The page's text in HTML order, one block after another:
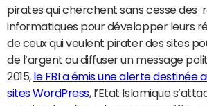
pirates qui cherchent sans cesse des
informatiques pour développer leurs
de ceux qui veulent pirater des sites
de l’argent ou diffuser un message
2015, le FBI aémis une alerte destinée
sites WordPress, l’Etat Islamique